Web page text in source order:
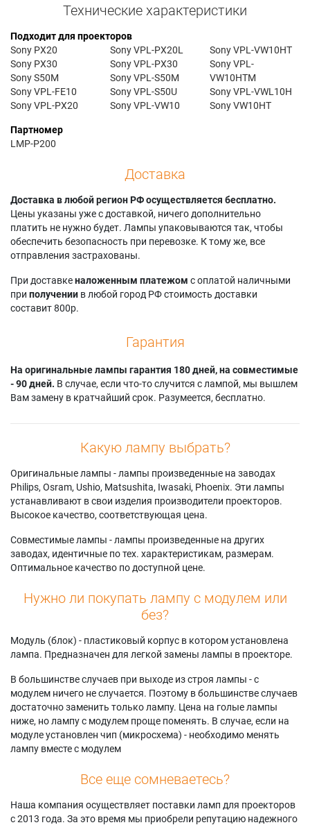
Технические характеристики
Подходит для проекторов
Sony PX20
Sony PX30
Sony S50M
Sony VPL-FE10
Sony VPL-PX20
Sony VPL-PX20L
Sony VPL-PX30
Sony VPL-S50M
Sony VPL-S50U
Sony VPL-VW10
Sony VPL-VW10HT
Sony VPL-
VW10HTM
Sony VPL-VWL10H
Sony VW10HT
Партномер
LMP-P200
Доставка
Доставка в любой регион РФ осуществляется бесплатно.
Цены указаны уже с доставкой, ничего дополнительно
платить не нужно будет. Лампы упаковываются так, чтобы
обеспечить безопасность при перевозке. К тому же, все
отправления застрахованы.
При доставкеналоженным платежом с оплатой наличными
при получении в любой город РФ стоимость доставки
составит 800р.
Гарантия
На оригинальные лампы гарантия 180 дней, на совместимые
- 90 дней. В случае, если что-то случится с лампой, мы вышлем
Вам замену в кратчайший срок. Разумеется, бесплатно.
Какую лампу выбрать?
Оригинальные лампы - лампы произведенные на заводах
Philips, Osram, Ushio, Matsushita, Iwasaki, Phoenix. Эти лампы
устанавливают в свои изделия производители проекторов.
Высокое качество, соответствующая цена.
Совместимые лампы - лампы произведенные на других
заводах, идентичные по тех. характеристикам, размерам.
Оптимальное качество по доступной цене.
Нужно ли покупать лампу с модулем или
без?
Модуль (блок) - пластиковый корпус в котором установлена
лампа. Предназначен для легкой замены лампы в проекторе.
В большинстве случаев при выходе из строя лампы - с
модулем ничего не случается. Поэтому в большинстве случаев
достаточно заменить только лампу. Цена на голые лампы
ниже, но лампу с модулем проще поменять. В случае, если на
модуле установлен чип (микросхема) - необходимо менять
лампу вместе с модулем
Все еще сомневаетесь?
Наша компания осуществляет поставки ламп для проекторов
с 2013 года. За это время мы приобрели репутацию надежного